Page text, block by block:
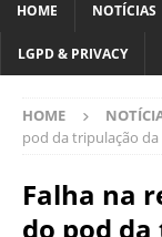
HOME NOTÍCIAS
LGPD & PRIVACY
HOME
pod da tripulação da
Falha na
do pod